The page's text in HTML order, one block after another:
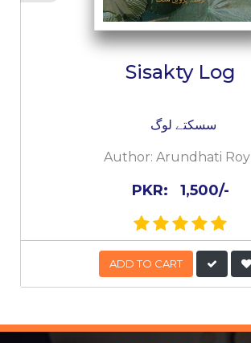
Sisakty Log
سسکتے لوگ
Author: Arundhati Roy
PKR: 1,500/-
ADD TO CART